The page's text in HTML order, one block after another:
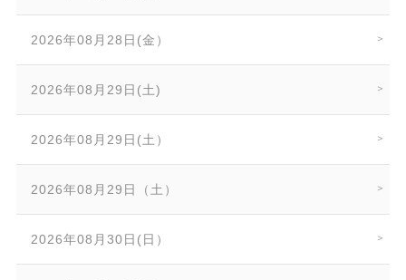
2026年08月28日(金）
2026年08月29日(土)
2026年08月29日(土）
2026年08月29日（土）
2026年08月30日(日）